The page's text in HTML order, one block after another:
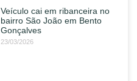
Veículo cai em ribanceira no
bairro São João em Bento
Gonçalves
23/03/2026